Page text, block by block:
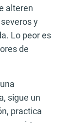
alteren
y
Lo peor es
de
sigue un
practica